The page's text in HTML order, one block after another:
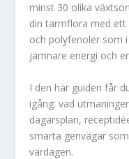
minst 30 olika
din tarmflora med
och polyfenoler som
jämnare energi och
I den här guiden får
igång: vad
dagarsplan,
smarta genvägar
vardagen.